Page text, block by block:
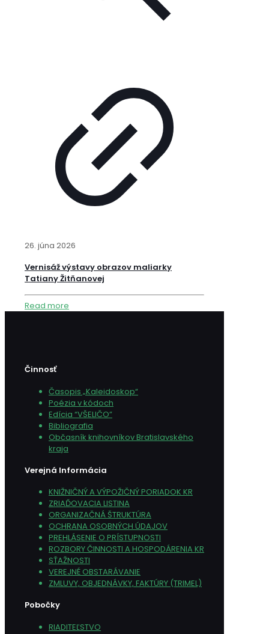
26. júna 2026
Vernisáž výstavy obrazov maliarky
Tatiany Žitňanovej
Read more
Činnosť
Časopis „Kaleidoskop“
Poézia v kódoch
Edícia “VŠELIČO”
Bibliografia
Občasník knihovníkov Bratislavského
kraja
Verejná Informácia
KNIŽNIČNÝ A VÝPOŽIČNÝ PORIADOK KR
ZRIAĎOVACIA LISTINA
ORGANIZAČNÁ ŠTRUKTÚRA
OCHRANA OSOBNÝCH ÚDAJOV
PREHLÁSENIE O PRÍSTUPNOSTI
ROZBORY ČINNOSTI A HOSPODÁRENIA KR
SŤAŽNOSTI
VEREJNÉ OBSTARÁVANIE
ZMLUVY, OBJEDNÁVKY, FAKTÚRY (TRIMEL)
Pobočky
RIADITEĽSTVO